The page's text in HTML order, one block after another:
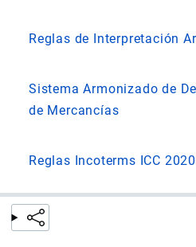
Reglas de Interpretación
Sistema Armonizado de
de Mercancías
Reglas Incoterms ICC 2020